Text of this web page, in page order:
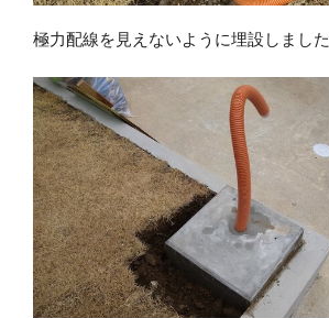
極力配線を見えないように埋設しました